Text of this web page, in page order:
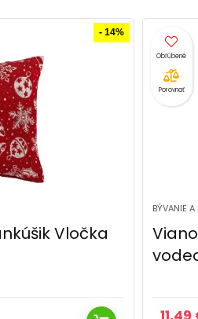
vankúšik
40 x 40 cm
Porovnať
BÝVANIE